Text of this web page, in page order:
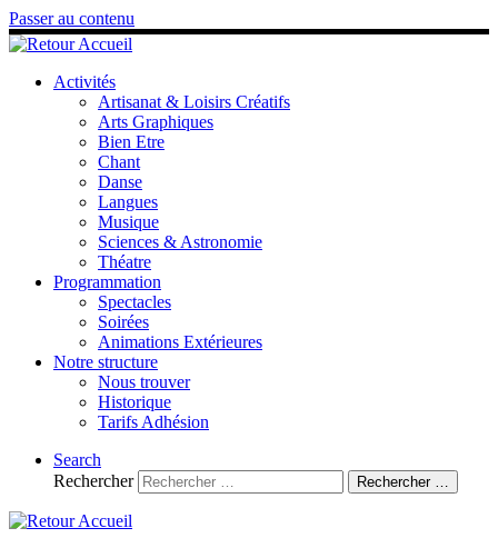
Passer au contenu
Activités
Artisanat & Loisirs Créatifs
Arts Graphiques
Bien Etre
Chant
Danse
Langues
Musique
Sciences & Astronomie
Théatre
Programmation
Spectacles
Soirées
Animations Extérieures
Notre structure
Nous trouver
Historique
Tarifs Adhésion
Search
Rechercher
Rechercher …